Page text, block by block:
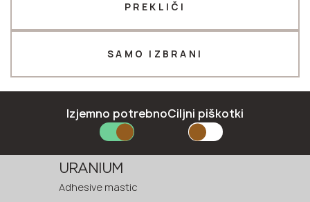
URANIUM
Adhesive mastic
SAMO IZBRANI
PREKLIČI
Izjemno potrebnoCiljni piškotki